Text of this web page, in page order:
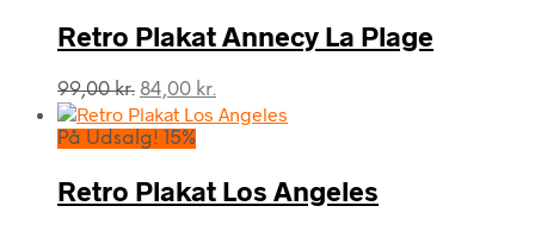
Retro Plakat Annecy La Plage
99,00kr. Den
oprindelige
pris
99,00 kr..
84,00 kr.
aktuelle
84,00 kr..
På Udsalg! 15%
Retro Plakat Los Angeles